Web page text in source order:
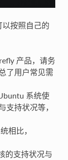
按照自己的
产品，请务
了用户常见需
系统使
支持状况等，
相比，
的支持状况与